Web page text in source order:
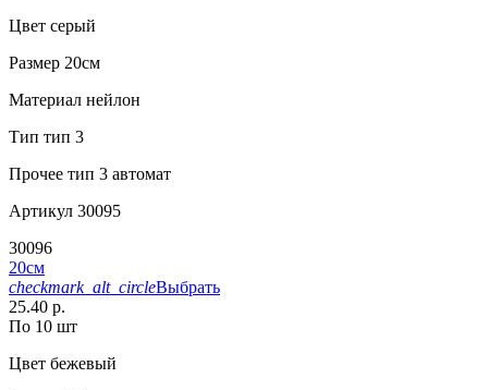
Цвет серый
Размер 20см
Материал нейлон
Тип тип 3
Прочее тип 3 автомат
Артикул 30095
30096
20см
checkmark_alt_circleВыбрать
25.40 р.
По 10 шт
Цвет бежевый